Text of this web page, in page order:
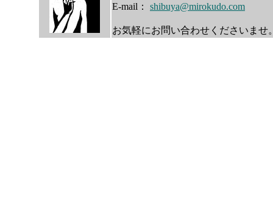
E-mail： shibuya@mirokudo.com
お気軽にお問い合わせくださいませ